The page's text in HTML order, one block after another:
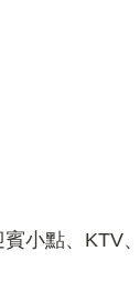
小點、KTV